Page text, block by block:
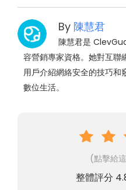
By 陳慧君
陳慧君是
容營銷專家資格。她對互聯
用戶介紹網絡安全的技巧和
數位生活。
(點擊給
整體評分